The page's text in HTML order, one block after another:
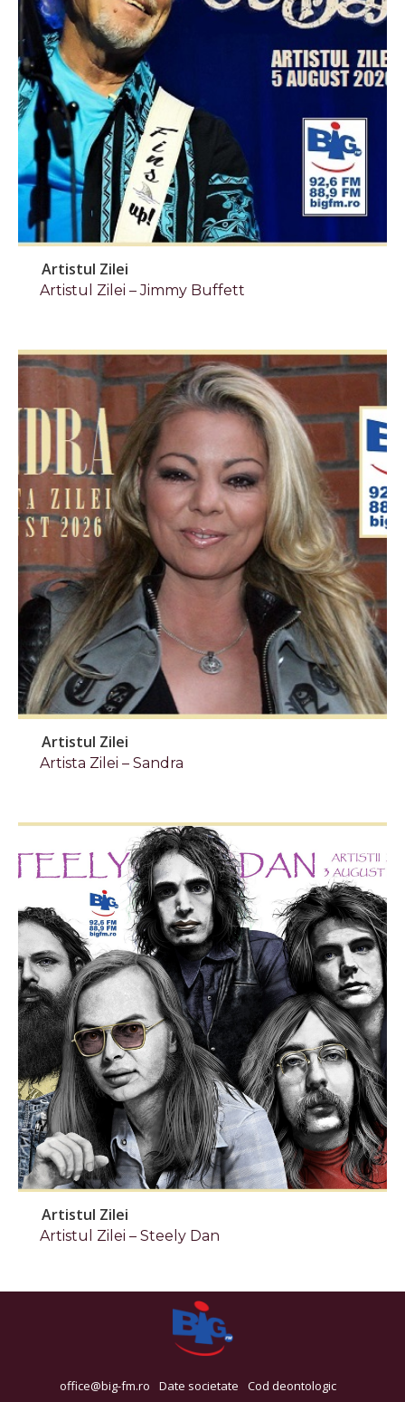
Artistul Zilei
Artistul Zilei – Jimmy Buffett
Artistul Zilei
Artista Zilei – Sandra
Artistul Zilei
Artistul Zilei – Steely Dan
office@big-fm.ro Date societate Cod deontologic